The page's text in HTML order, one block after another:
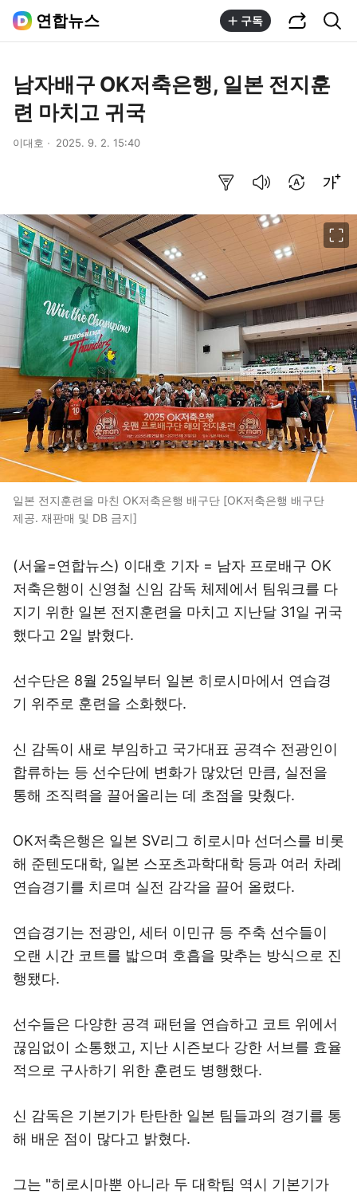
연합뉴스 구독
남자배구 OK저축은행, 일본 전지훈
련 마치고 귀국
이대호 2025. 9. 2. 15:40
일본 전지훈련을 마친 OK저축은행 배구단 [OK저축은행 배구단
제공. 재판매 및 DB 금지]
(서울=연합뉴스) 이대호 기자 = 남자 프로배구 OK
저축은행이 신영철 신임 감독 체제에서 팀워크를 다
지기 위한 일본 전지훈련을 마치고 지난달 31일 귀국
했다고 2일 밝혔다.
선수단은 8월 25일부터 일본 히로시마에서 연습경
기 위주로 훈련을 소화했다.
신 감독이 새로 부임하고 국가대표 공격수 전광인이
합류하는 등 선수단에 변화가 많았던 만큼, 실전을
통해 조직력을 끌어올리는 데 초점을 맞췄다.
OK저축은행은 일본 SV리그 히로시마 선더스를 비롯
해 준텐도대학, 일본 스포츠과학대학 등과 여러 차례
연습경기를 치르며 실전 감각을 끌어 올렸다.
연습경기는 전광인, 세터 이민규 등 주축 선수들이
오랜 시간 코트를 밟으며 호흡을 맞추는 방식으로 진
행됐다.
선수들은 다양한 공격 패턴을 연습하고 코트 위에서
끊임없이 소통했고, 지난 시즌보다 강한 서브를 효율
적으로 구사하기 위한 훈련도 병행했다.
신 감독은 기본기가 탄탄한 일본 팀들과의 경기를 통
해 배운 점이 많다고 밝혔다.
그는 "히로시마뿐 아니라 두 대학팀 역시 기본기가